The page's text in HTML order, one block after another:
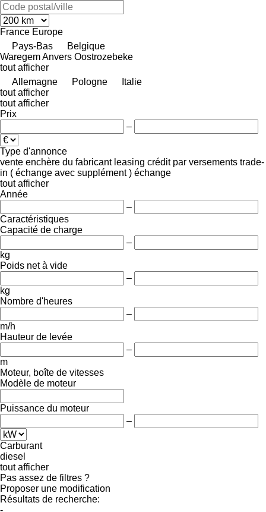
France Europe
Pays-Bas
Belgique
WaregemAnvers Oostrozebeke
tout afficher
Allemagne
Pologne
Italie
tout afficher
tout afficher
Prix
–
Type d'annonce
vente enchère du fabricant leasing crédit par versements trade-
in ( échange avec supplément ) échange
tout afficher
Année
–
Caractéristiques
Capacité de charge
–
kg
Poids net à vide
–
kg
Nombre d'heures
–
m/h
Hauteur de levée
–
m
Moteur, boîte de vitesses
Modèle de moteur
Puissance du moteur
–
Carburant
diesel
tout afficher
Pas assez de filtres ?
Proposer une modification
Résultats de recherche:
-